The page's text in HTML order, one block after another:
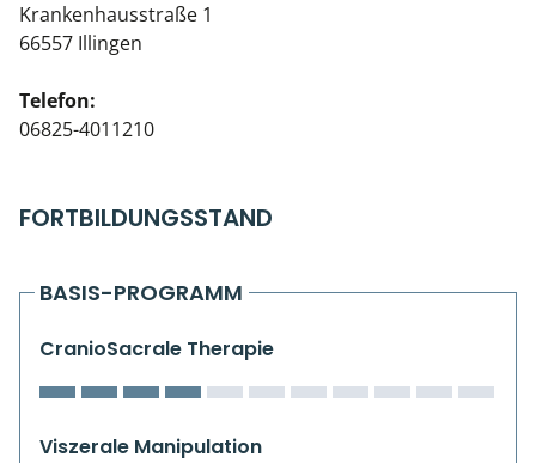
Krankenhausstraße 1
66557 Illingen
Telefon:
06825-4011210
FORTBILDUNGSSTAND
BASIS-PROGRAMM
CranioSacrale Therapie
Viszerale Manipulation
Klinische & Praktische Kurse
Live Online-Kurse